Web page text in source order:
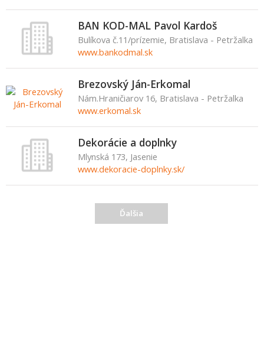
BAN KOD-MAL Pavol Kardoš
Bulíkova č.11/prízemie, Bratislava - Petržalka
www.bankodmal.sk
Brezovský Ján-Erkomal
Nám.Hraničiarov 16, Bratislava - Petržalka
www.erkomal.sk
Dekorácie a doplnky
Mlynská 173, Jasenie
www.dekoracie-doplnky.sk/
Ďalšia